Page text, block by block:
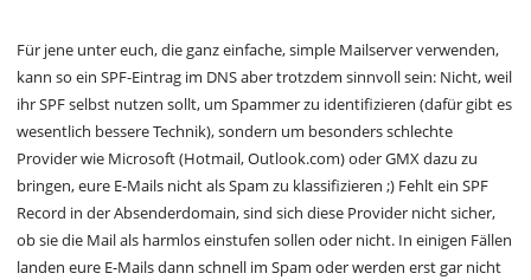
Für jene unter euch, die ganz einfache, simple Mailserver verwenden,
kann so ein SPF-Eintrag im DNS aber trotzdem sinnvoll sein: Nicht, weil
ihr SPF selbst nutzen sollt, um Spammer zu identifizieren (dafür gibt es
wesentlich bessere Technik), sondern um besonders schlechte
Provider wie Microsoft (Hotmail, Outlook.com) oder GMX dazu zu
bringen, eure E-Mails nicht als Spam zu klassifizieren ;) Fehlt ein SPF
Record in der Absenderdomain, sind sich diese Provider nicht sicher,
ob sie die Mail als harmlos einstufen sollen oder nicht. In einigen Fällen
landen eure E-Mails dann schnell im Spam oder werden erst gar nicht